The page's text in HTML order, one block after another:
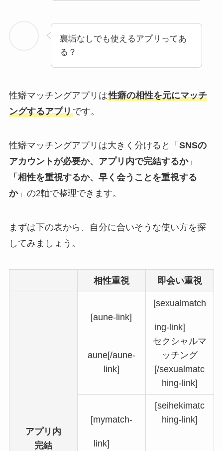
裏垢なしでも使えるアプリってあ
る？
性癖マッチングアプリは性癖の相性を元にマッチ
ングするアプリです。
性癖マッチングアプリは大きく分けると「 SNSの
アカウントが必要か、アプリ内で完結するか」
「相性を重視するか、早く会うことを重視する
か」の2軸で整理できます。
まずは下の表から、自分に合いそうな使い方を探
してみましょう。
相性重視 即会い重視
アプリ内
完結
[aune-link]
aune[/aune-
link]
[sexualmatch
ing-link]
セクシャルマ
ッチング
[/sexualmatc
hing-link]
[mymatch-
link]
[seihekimatc
hing-link]